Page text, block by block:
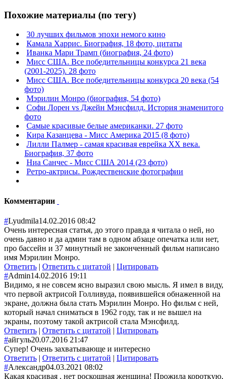
Похожие материалы (по тегу)
30 лучших фильмов эпохи немого кино
Камала Харрис. Биография, 18 фото, цитаты
Иванка Мари Трамп (биография, 24 фото)
Мисс США. Все победительницы конкурса 21 века
(2001-2025). 28 фото
Мисс США. Все победительницы конкурса 20 века (54
фото)
Мэрилин Монро (биография, 54 фото)
Софи Лорен vs Джейн Мэнсфилд. История знаменитого
фото
Самые красивые белые американки. 27 фото
Кира Казанцева - Мисс Америка 2015 (8 фото)
Лилли Палмер - самая красивая еврейка ХХ века.
Биография, 37 фото
Ниа Санчес - Мисс США 2014 (23 фото)
Ретро-актрисы. Рождественские фотографии
Комментарии
#Lyudmila14.02.2016 08:42
Очень интересная статья, до этого правда я читала о ней, но
очень давно и да админ там в одном абзаце опечатка или нет,
про бассейн и 37 минутный не законченный фильм написано
имя Мэрилин Монро.
Ответить | Ответить с цитатой | Цитировать
#Admin14.02.2016 19:11
Видимо, я не совсем ясно выразил свою мысль. Я имел в виду,
что первой актрисой Голливуда, появившейся обнаженной на
экране, должна была стать Мэрилин Монро. Но фильм с ней,
который начал сниматься в 1962 году, так и не вышел на
экраны, поэтому такой актрисой стала Мэнсфилд.
Ответить | Ответить с цитатой | Цитировать
#айгуль20.07.2016 21:47
Супер! Очень захватывающе и интересно
Ответить | Ответить с цитатой | Цитировать
#Александр04.03.2021 08:02
Какая красивая , нет роскошная женщина! Прожила короткую,